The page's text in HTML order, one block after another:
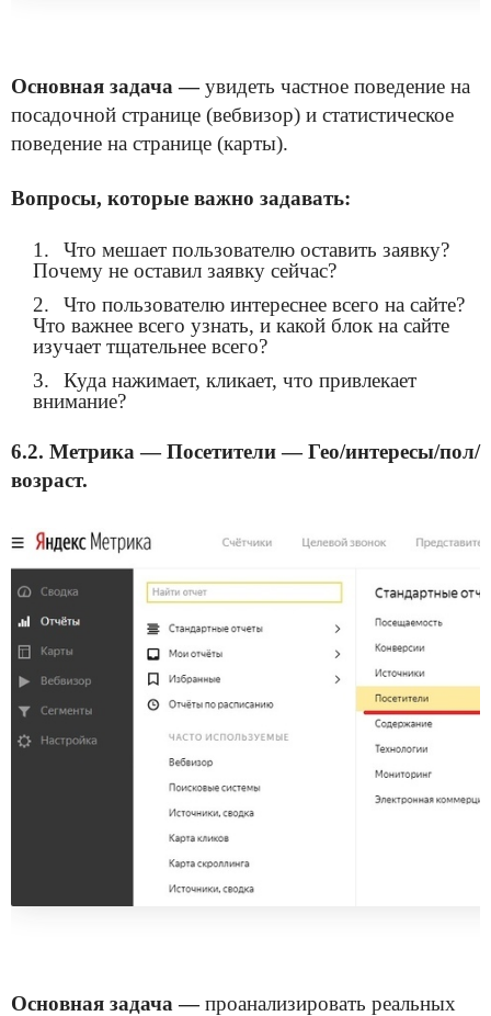
Основная задача —увидеть частное поведение на
посадочной странице (вебвизор) и статистическое
поведение на странице (карты).
Вопросы, которые важно задавать:
Что мешает пользователю оставить заявку?
Почему не оставил заявку сейчас?
Что пользователю интереснее всего на сайте?
Что важнее всего узнать, и какой блок на сайте
изучает тщательнее всего?
Куда нажимает, кликает, что привлекает
внимание?
6.2. Метрика — Посетители — Гео/интересы/пол/
возраст.
Основная задача —проанализировать реальных